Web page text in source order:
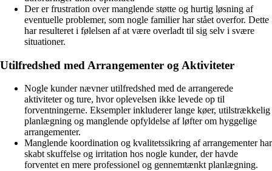
Der er frustration over manglende støtte og hurtig løsning af
eventuelle problemer, som nogle familier har stået overfor. Dette
har resulteret i følelsen af at være overladt til sig selv i svære
situationer.
Utilfredshed med Arrangementer og Aktiviteter
Nogle kunder nævner utilfredshed med de arrangerede
aktiviteter og ture, hvor oplevelsen ikke levede op til
forventningerne. Eksempler inkluderer lange køer, utilstrækkelig
planlægning og manglende opfyldelse af løfter om hyggelige
arrangementer.
Manglende koordination og kvalitetssikring af arrangementer har
skabt skuffelse og irritation hos nogle kunder, der havde
forventet en mere professionel og gennemtænkt planlægning.